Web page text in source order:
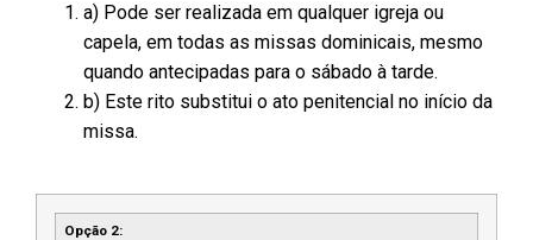
a) Pode ser realizada em qualquer igreja ou
capela, em todas as missas dominicais, mesmo
quando antecipadas para o sábado à tarde.
b) Este rito substitui o ato penitencial no início da
missa.
Opção 2: